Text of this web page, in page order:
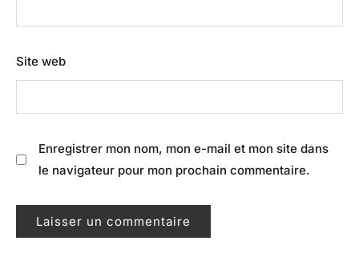
Site web
Enregistrer mon nom, mon e-mail et mon site dans
le navigateur pour mon prochain commentaire.